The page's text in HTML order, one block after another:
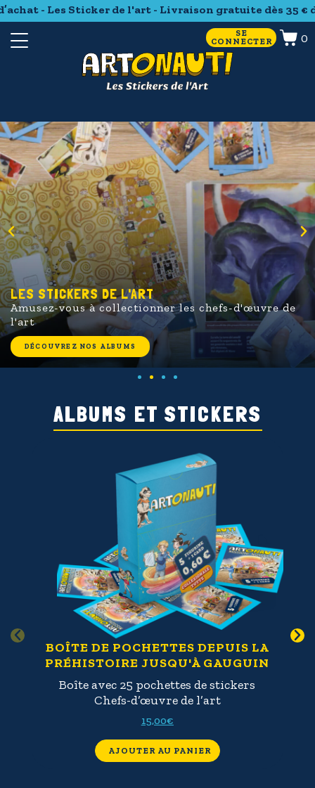
- Les Sticker de l'art - Livraison gratuite dès 35 €
SE
CONNECTER
0
LES STICKERS DE L'ART
Amusez-vous à collectionner les chefs-d'œuvre de
l'art
DÉCOUVREZ NOS ALBUMS
ALBUMS ET STICKERS
BOÎTE DE POCHETTES DEPUIS LA
PRÉHISTOIRE JUSQU'À GAUGUIN
Boîte avec 25 pochettes de stickers
Chefs-d’œuvre de l’art
15,00€
AJOUTER AU PANIER